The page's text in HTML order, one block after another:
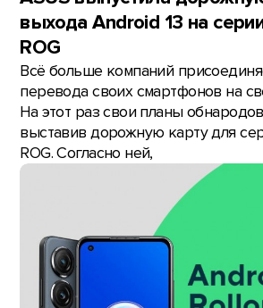
выхода Android 13 на
ROG
Всё больше компаний
перевода своих смартфонов на
На этот раз свои планы
выставив дорожную карту для
ROG. Согласно ней,